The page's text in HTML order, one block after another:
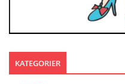
KATEGORIER